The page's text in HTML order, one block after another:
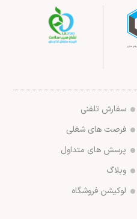
سفارش تلفنی
فرصت های شغلی
پرسش های متداول
وبلاگ
لوکیشن فروشگاه